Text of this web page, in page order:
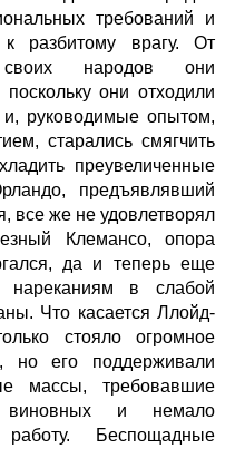
требований и
разбитому врагу. От
своих народов они
они отходили
и, руководимые опытом,
старались смягчить
преувеличенные
предъявлявший
все же не удовлетворял
Клемансо, опора
да и теперь еще
нареканиям в слабой
Что касается Ллойд-
стояло огромное
но его поддерживали
массы, требовавшие
виновных и немало
Беспощадные